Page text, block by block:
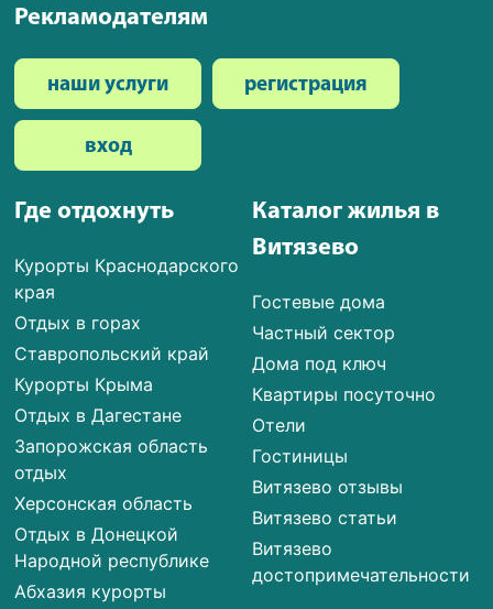
Где отдохнуть
Курорты Краснодарского
края
Отдых в горах
Ставропольский край
Курорты Крыма
Отдых в Дагестане
Запорожская область
отдых
Херсонская область
Отдых в Донецкой
Народной республике
Абхазия курорты
Каталог жилья в
Витязево
Гостевые дома
Частный сектор
Дома под ключ
Квартиры посуточно
Отели
Гостиницы
Витязево отзывы
Витязево статьи
Витязево
достопримечательности
Рекламодателям
наши услуги регистрация
вход